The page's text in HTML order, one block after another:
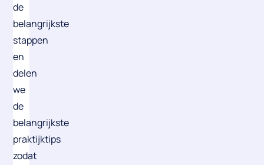
de
belangrijkste
stappen
en
delen
we
de
belangrijkste
praktijktips
zodat